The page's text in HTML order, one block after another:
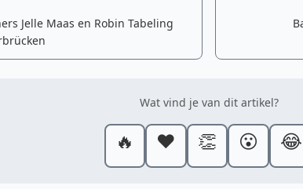
Jelle Maas en Robin Tabeling
Wat vind je van dit artikel?
🔥 ❤️ 👏 😮 😂